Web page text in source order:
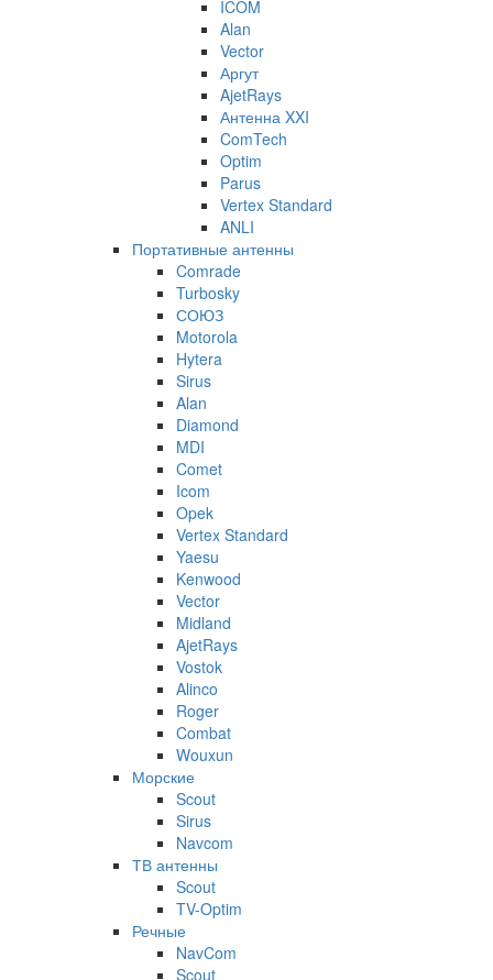
ICOM
Alan
Vector
Аргут
AjetRays
Антенна XXI
ComTech
Optim
Parus
Vertex Standard
ANLI
Портативные антенны
Comrade
Turbosky
СОЮЗ
Motorola
Hytera
Sirus
Alan
Diamond
MDI
Comet
Icom
Opek
Vertex Standard
Yaesu
Kenwood
Vector
Midland
AjetRays
Vostok
Alinco
Roger
Combat
Wouxun
Морские
Scout
Sirus
Navcom
ТВ антенны
Scout
TV-Optim
Речные
NavCom
Scout